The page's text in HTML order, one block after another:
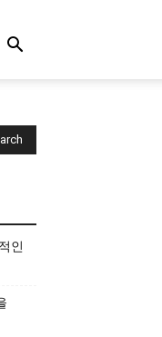
인